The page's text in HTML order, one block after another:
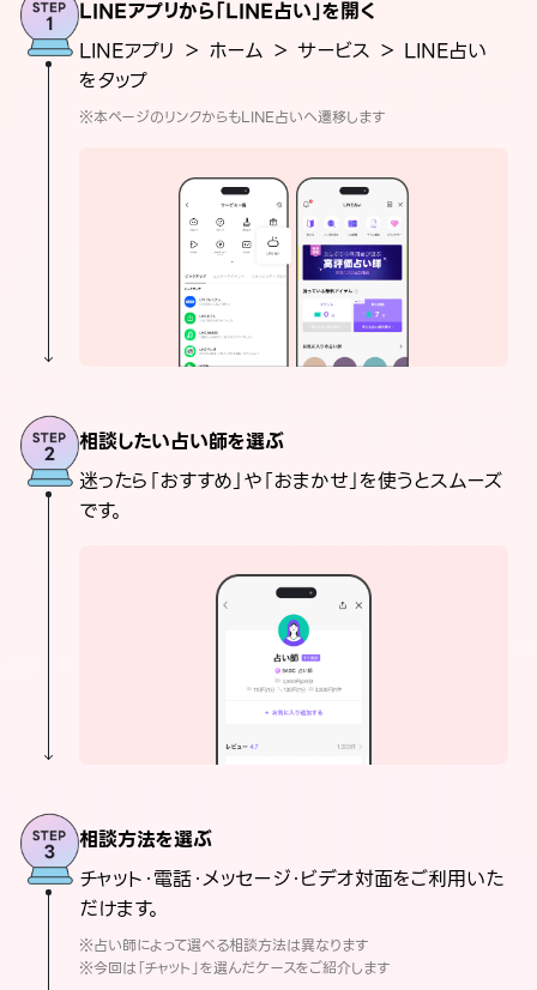
LINEアプリから「LINE占い」を開く
LINEアプリ ＞ ホーム ＞ サービス ＞ LINE占い
をタップ
※本ページのリンクからもLINE占いへ遷移します
相談したい占い師を選ぶ
迷ったら「おすすめ」や「おまかせ」を使うとスムーズ
です。
相談方法を選ぶ
チャット・電話・メッセージ・ビデオ対面をご利用いた
だけます。
※占い師によって選べる相談方法は異なります
※今回は「チャット」を選んだケースをご紹介します